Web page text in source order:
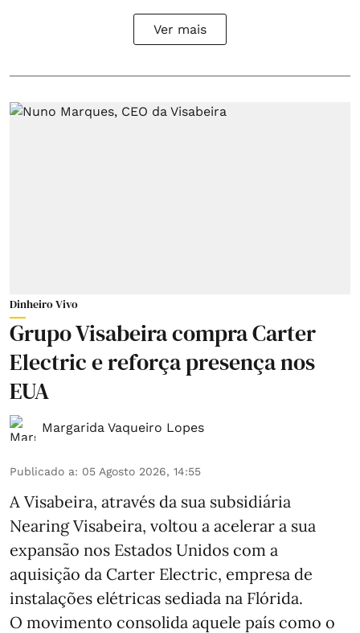
Ver mais
Dinheiro Vivo
Grupo Visabeira compra Carter
Electric e reforça presença nos
EUA
Margarida Vaqueiro Lopes
Publicado a: 05 Agosto 2026, 14:55
A Visabeira, através da sua subsidiária
Nearing Visabeira, voltou a acelerar a sua
expansão nos Estados Unidos com a
aquisição da Carter Electric, empresa de
instalações elétricas sediada na Flórida.
O movimento consolida aquele país como o